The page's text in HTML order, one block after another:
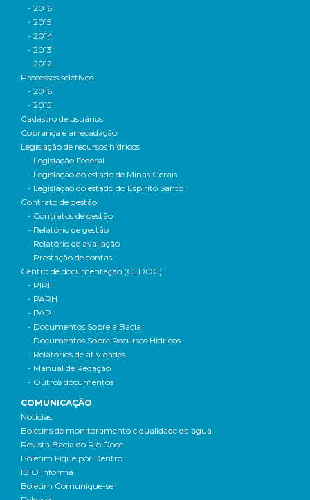
- 2016
- 2015
- 2014
- 2013
- 2012
Processos seletivos
- 2016
- 2015
Cadastro de usuários
Cobrança e arrecadação
Legislação de recursos hídricos
- Legislação Federal
- Legislação do estado de Minas Gerais
- Legislação do estado do Espírito Santo
Contrato de gestão
- Contratos de gestão
- Relatório de gestão
- Relatório de avaliação
- Prestação de contas
Centro de documentação (CEDOC)
- PIRH
- PARH
- PAP
- Documentos Sobre a Bacia
- Documentos Sobre Recursos Hídricos
- Relatórios de atividades
- Manual de Redação
- Outros documentos
COMUNICAÇÃO
Notícias
Boletins de monitoramento e qualidade da água
Revista Bacia do Rio Doce
Boletim Fique por Dentro
IBIO Informa
Boletim Comunique-se